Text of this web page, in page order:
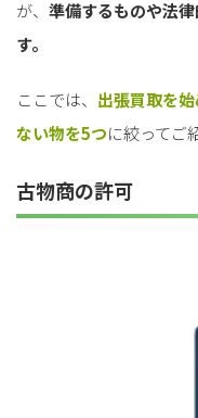
が、 準備するものや法
す。
ここでは、 出張買取を
ない物を5つに絞ってご
古物商の許可